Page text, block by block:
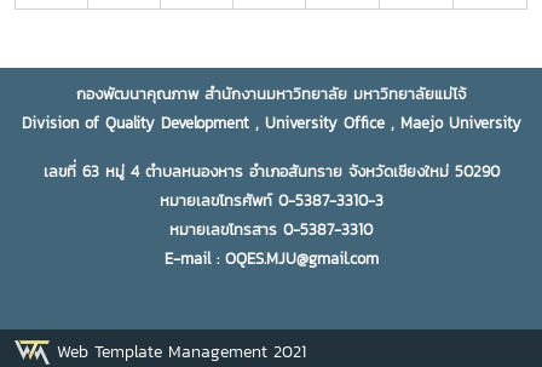
กองพัฒนาคุณภาพ สำนักงานมหาวิทยาลัย มหาวิทยาลัยแม่โจ้
Division of Quality Development , University Office , Maejo University
เลขที่ 63 หมู่ 4 ตำบลหนองหาร อำเภอสันทราย จังหวัดเชียงใหม่ 50290
หมายเลขโทรศัพท์ 0-5387-3310-3
หมายเลขโทรสาร 0-5387-3310
E-mail : OQES.MJU@gmail.com
Web Template Management 2021